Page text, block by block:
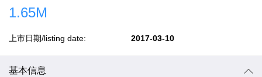
1.65M
上市日期/listing date: 2017-03-10
基本信息